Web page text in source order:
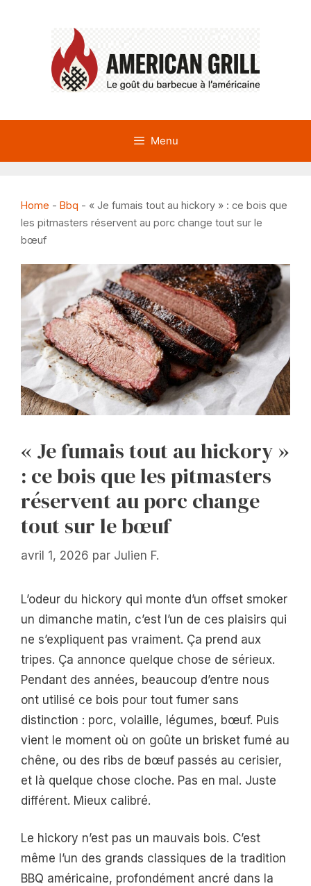
Menu
Home - Bbq - « Je fumais tout au hickory » : ce bois que
les pitmasters réservent au porc change tout sur le
bœuf
« Je fumais tout au hickory »
: ce bois que les pitmasters
réservent au porc change
tout sur le bœuf
avril 1, 2026 par Julien F.
L’odeur du hickory qui monte d’un offset smoker
un dimanche matin, c’est l’un de ces plaisirs qui
ne s’expliquent pas vraiment. Ça prend aux
tripes. Ça annonce quelque chose de sérieux.
Pendant des années, beaucoup d’entre nous
ont utilisé ce bois pour tout fumer sans
distinction : porc, volaille, légumes, bœuf. Puis
vient le moment où on goûte un brisket fumé au
chêne, ou des ribs de bœuf passés au cerisier,
et là quelque chose cloche. Pas en mal. Juste
différent. Mieux calibré.
Le hickory n’est pas un mauvais bois. C’est
même l’un des grands classiques de la tradition
BBQ américaine, profondément ancré dans la